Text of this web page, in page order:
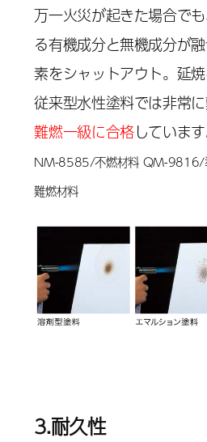
万一火災が起きた場合で
る有機成分と無機成分が
素をシャットアウト。延焼
従来型水性塗料では非常
難燃一級に合格しています
NM-8585/不燃材料 QM-9816/
難燃材料
3.耐久性